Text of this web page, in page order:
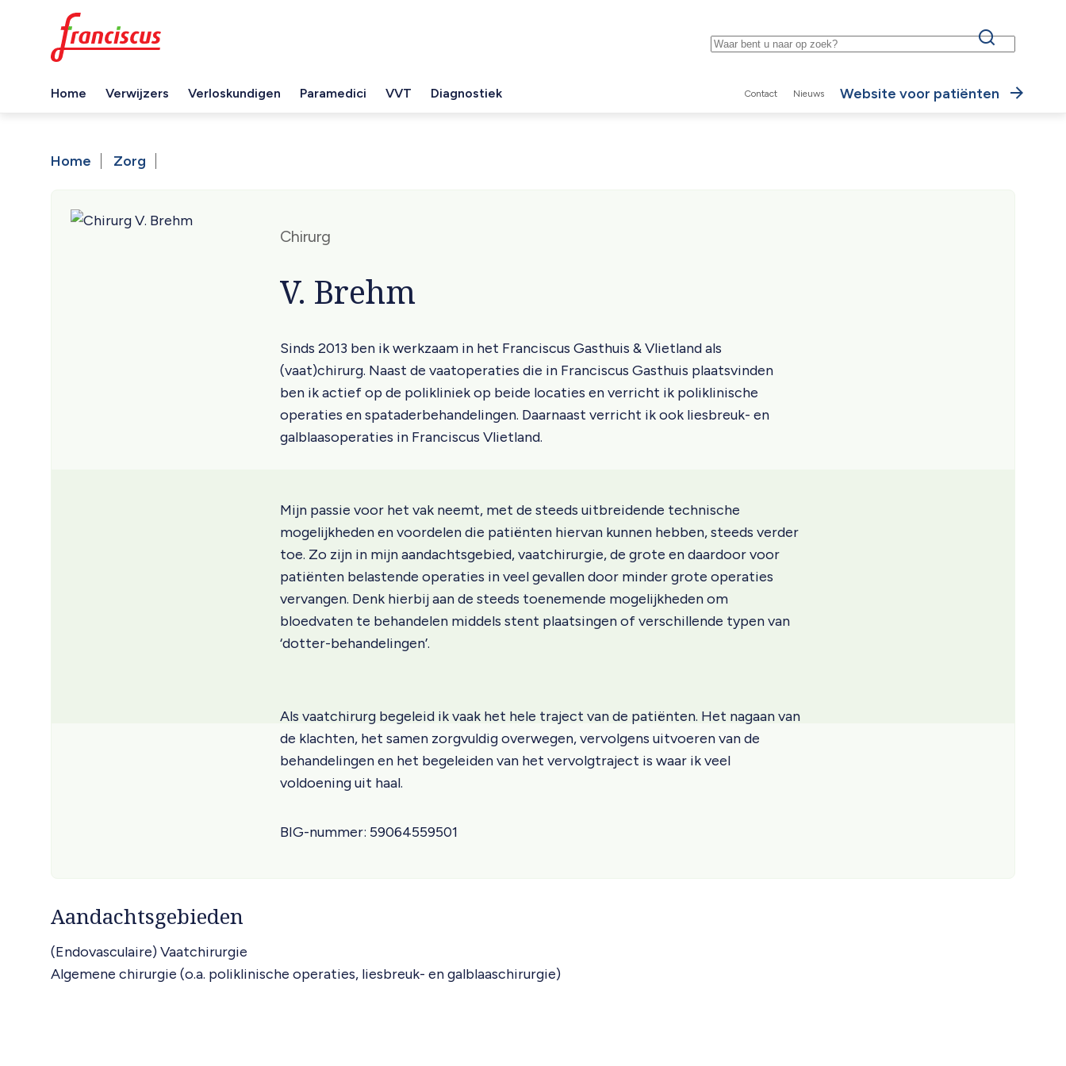
Hoofdnavigatie
Home Verwijzers Verloskundigen Paramedici VVT Diagnostiek Contact Nieuws Website voor patiënten
Keywords
Home Zorg
Chirurg
V. Brehm
Sinds 2013 ben ik werkzaam in het Franciscus Gasthuis & Vlietland als
(vaat)chirurg. Naast de vaatoperaties die in Franciscus Gasthuis plaatsvinden
ben ik actief op de polikliniek op beide locaties en verricht ik poliklinische
operaties en spataderbehandelingen. Daarnaast verricht ik ook liesbreuk- en
galblaasoperaties in Franciscus Vlietland.
Mijn passie voor het vak neemt, met de steeds uitbreidende technische
mogelijkheden en voordelen die patiënten hiervan kunnen hebben, steeds verder
toe. Zo zijn in mijn aandachtsgebied, vaatchirurgie, de grote en daardoor voor
patiënten belastende operaties in veel gevallen door minder grote operaties
vervangen. Denk hierbij aan de steeds toenemende mogelijkheden om
bloedvaten te behandelen middels stent plaatsingen of verschillende typen van
‘dotter-behandelingen’.
Als vaatchirurg begeleid ik vaak het hele traject van de patiënten. Het nagaan van
de klachten, het samen zorgvuldig overwegen, vervolgens uitvoeren van de
behandelingen en het begeleiden van het vervolgtraject is waar ik veel
voldoening uit haal.
BIG-nummer 59064559501
Aandachtsgebieden
(Endovasculaire) Vaatchirurgie
Algemene chirurgie (o.a. poliklinische operaties, liesbreuk- en galblaaschirurgie)